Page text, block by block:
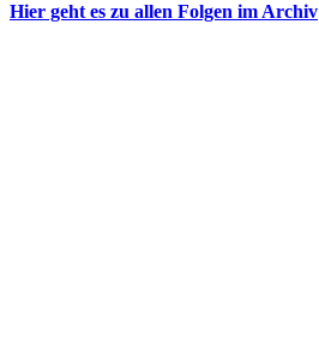
Hier geht es zu allen Folgen im Archiv